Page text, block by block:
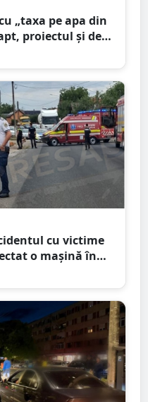
„taxa pe apa din
proiectul și de
cu victime
o mașină în